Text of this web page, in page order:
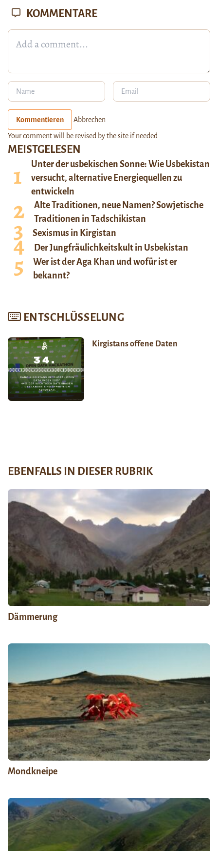
MEISTGELESEN
Unter der usbekischen Sonne: Wie Usbekistan
versucht, alternative Energiequellen zu
entwickeln
Alte Traditionen, neue Namen? Sowjetische
Traditionen in Tadschikistan
Sexismus in Kirgistan
Der Jungfräulichkeitskult in Usbekistan
Wer ist der Aga Khan und wofür ist er
bekannt?
ENTSCHLÜSSELUNG
Kirgistans offene Daten
KOMMENTARE
Kommentieren Abbrechen
Your comment will be revised by the site if needed.
EBENFALLS IN DIESER RUBRIK
Dämmerung
Mondkneipe